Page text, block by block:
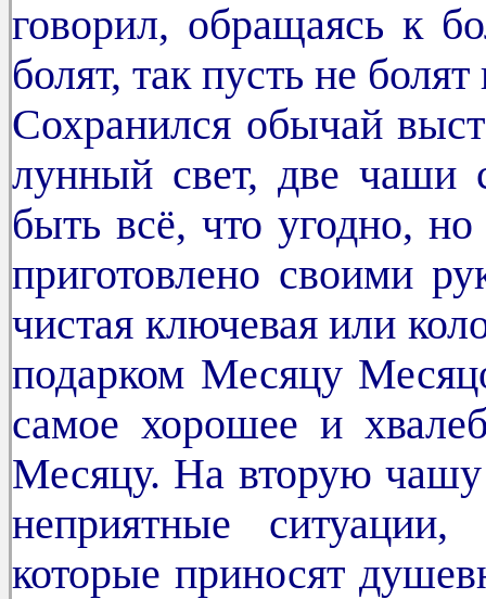
говорил, обращаясь к
болят, так пусть не
Сохранился обычай
лунный свет, две чаши
быть всё, что угодно,
приготовлено своими
чистая ключевая или
подарком Месяцу
самое хорошее и
Месяцу. На вторую
неприятные
которые приносят